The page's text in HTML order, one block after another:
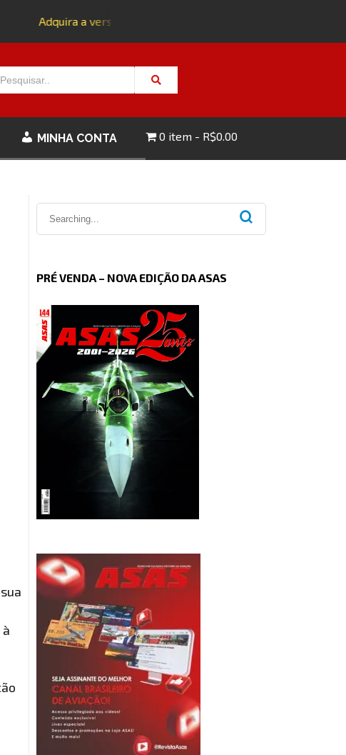
Adquira a versão impressa da edição 143 com FRETE GRÁTIS
MINHA CONTA 0 item R$0.00
PRÉ VENDA – NOVA EDIÇÃO DA ASAS